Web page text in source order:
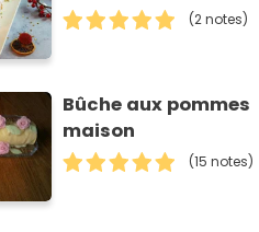
(2 notes)
Bûche aux pommes
maison
(15 notes)